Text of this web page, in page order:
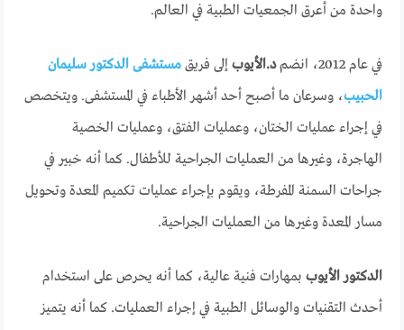
واحدة من أعرق الجمعيات الطبية في العالم.
في عام 2012، انضم د.الأيوب إلى فريقمستشفى الدكتور سليمان
الحبيب، وسرعان ما أصبح أحد أشهر الأطباء في المستشفى. ويتخصص
في إجراء عمليات الختان، وعمليات الفتق، وعمليات الخصية
الهاجرة، وغيرها من العمليات الجراحية للأطفال. كما أنه خبير في
جراحات السمنة المفرطة، ويقوم بإجراء عمليات تكميم المعدة وتحويل
مسار المعدة وغيرها من العمليات الجراحية.
الدكتور الأيوب بمهارات فنية عالية، كما أنه يحرص على استخدام
أحدث التقنيات والوسائل الطبية في إجراء العمليات. كما أنه يتميز